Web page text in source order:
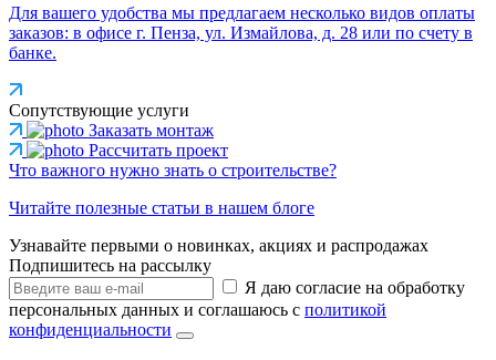
Для вашего удобства мы предлагаем несколько видов оплаты
заказов: в офисе г. Пенза, ул. Измайлова, д. 28 или по счету в
банке.
Сопутствующие услуги
Заказать монтаж
Рассчитать проект
Что важного нужно знать о строительстве?
Читайте полезные статьи в нашем блоге
Узнавайте первыми о новинках, акциях и распродажах
Подпишитесь на рассылку
Я даю согласие на обработку
персональных данных и соглашаюсь с политикой
конфиденциальности